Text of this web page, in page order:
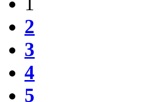
2
3
4
5